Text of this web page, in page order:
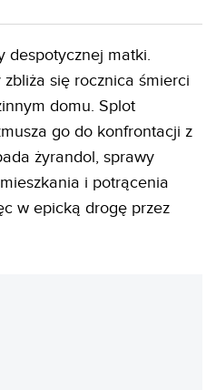
despotycznej matki.
się rocznica śmierci
domu. Splot
go do konfrontacji z
żyrandol, sprawy
i potrącenia
w epicką drogę przez